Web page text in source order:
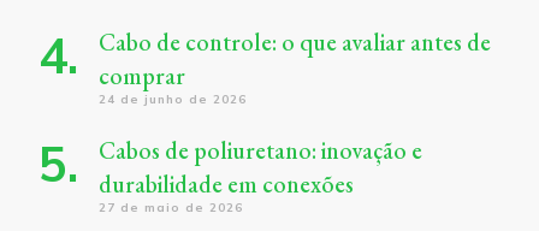
Cabo de controle: o que avaliar antes de
comprar
24 de junho de 2026
Cabos de poliuretano: inovação e
durabilidade em conexões
27 de maio de 2026